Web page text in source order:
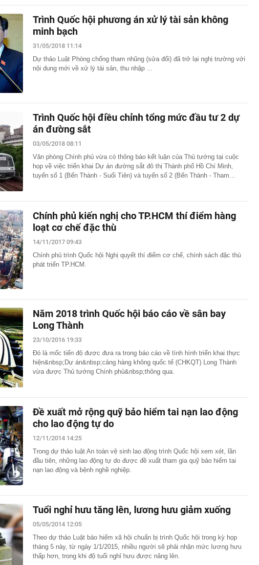
Trình Quốc hội phương án xử lý tài sản không
minh bạch
31/05/2018 11:14
Dự thảo Luật Phòng chống tham nhũng (sửa đổi) đã trở lại nghị trường với
nội dung mới về xử lý tài sản, thu nhập ...
Trình Quốc hội điều chỉnh tổng mức đầu tư 2 dự
án đường sắt
03/05/2018 08:11
Văn phòng Chính phủ vừa có thông báo kết luận của Thủ tướng tại cuộc
họp về việc triển khai Dự án đường sắt đô thị Thành phố Hồ Chí Minh,
tuyến số 1 (Bến Thành - Suối Tiên) và tuyến số 2 (Bến Thành - Tham…
Chính phủ kiến nghị cho TP.HCM thí điểm hàng
loạt cơ chế đặc thù
14/11/2017 09:43
Chính phủ trình Quốc hội Nghị quyết thí điểm cơ chế, chính sách đặc thù
phát triển TP.HCM.
Năm 2018 trình Quốc hội báo cáo về sân bay
Long Thành
23/10/2016 19:33
Đó là mốc tiến độ được đưa ra trong báo cáo về tình hình triển khai thực
hiện&nbsp;Dự án&nbsp;cảng hàng không quốc tế (CHKQT) Long Thành
vừa được Thủ tướng Chính phủ&nbsp;thông qua.
Đề xuất mở rộng quỹ bảo hiểm tai nạn lao động
cho lao động tự do
12/11/2014 14:25
Trong dự thảo luật An toàn vệ sinh lao động trình Quốc hội xem xét, lần
đầu tiên, những lao động tự do được đề xuất tham gia quỹ bảo hiểm tai
nạn lao động và bệnh nghề nghiệp.
Tuổi nghỉ hưu tăng lên, lương hưu giảm xuống
05/05/2014 12:05
Theo dự thảo Luật bảo hiểm xã hội chuẩn bị trình Quốc hội trong kỳ họp
tháng 5 này, từ ngày 1/1/2015, nhiều người sẽ phải nhận mức lương hưu
thấp hơn, trong khi độ tuổi nghỉ hưu được nâng lên.